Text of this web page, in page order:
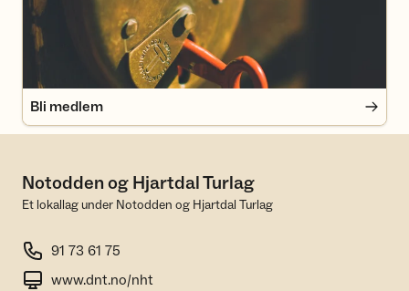
Bli medlem
Notodden og Hjartdal Turlag
Et lokallag under Notodden og Hjartdal Turlag
91 73 61 75
www.dnt.no/nht